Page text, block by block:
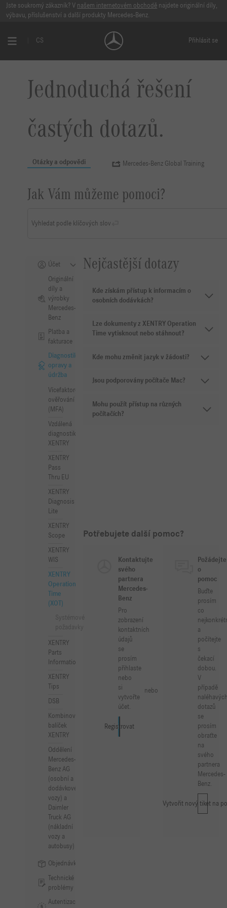
Jste soukromý zákazník? V našem internetovém obchodě najdete originální díly,
výbavu, příslušenství a další produkty Mercedes-Benz.
CS Přihlásit se
Jednoduchá řešení
častých dotazů.
Otázky a odpovědi Mercedes-Benz Global Training
Jak Vám můžeme pomoci?
Vyhledat podle klíčových slov
Účet
Originální
díly a
výrobky
Mercedes-
Benz
Platba a
fakturace
Diagnostika,
opravy a
údržba
Vícefaktorové
ověřování
(MFA)
Vzdálená
diagnostika
XENTRY
XENTRY
Pass
Thru EU
XENTRY
Diagnosis
Lite
XENTRY
Scope
XENTRY
WIS
XENTRY
Operation
Time
(XOT)
Systémové
požadavky
XENTRY
Parts
Information
XENTRY
Tips
DSB
Kombinovaný
balíček
XENTRY
Oddělení
Mercedes-
Benz AG
(osobní a
dodávkové
vozy) a
Daimler
Truck AG
(nákladní
vozy a
autobusy)
Objednávky
Technické
problémy
Autentizace
Nejčastější dotazy
Kde získám přístup k informacím o
osobních dodávkách?
Lze dokumenty z XENTRY Operation
Time vytisknout nebo stáhnout?
Kde mohu změnit jazyk v žádosti?
Jsou podporovány počítače Mac?
Mohu použít přístup na různých
počítačích?
Potřebujete další pomoc?
Kontaktujte
svého
partnera
Mercedes-
Benz
Pro
zobrazení
kontaktních
údajů
se
prosím
přihlaste
nebo
si
vytvořte
účet.
Přihlásit se
Registrovat
nebo
Požádejte
o
pomoc
Buďte
prosím
co
a
počítejte
s
čekací
dobou.
V
případě
dotazů
se
prosím
obraťte
na
svého
partnera
Mercedes-
Benz.
Vytvořit nový tiket na